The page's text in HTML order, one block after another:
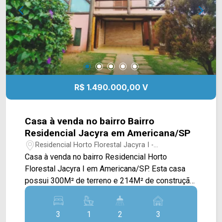
supermercado São Vicente, escola infantil
Aladdin, padarias e restaurantes. Entre em
contato com a equipe da Arbix Imóveis e agende
a sua visita!! WhatsApp e Telefone: (19) 3475-
4546 ARBIX IMÓVEIS - Presente em cada
mudança!
R$ 1.490.000,00 V
Casa à venda no bairro Bairro
Residencial Jacyra em Americana/SP
Residencial Horto Florestal Jacyra I -
Americana/SP
Casa à venda no bairro Residencial Horto
Florestal Jacyra I em Americana/SP. Esta casa
possui 300M² de terreno e 214M² de construção,
contando com ampla sala de estar e de jantar
com pé direito alto, estando integradas com a
cozinha toda planejada, extenso quintal toda
3 1 2 3